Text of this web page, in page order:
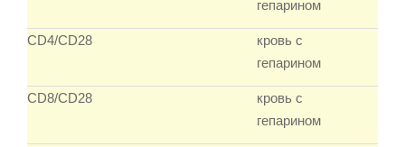
гепарином
CD4/CD28
кровь с
гепарином
CD8/CD28
кровь с
гепарином